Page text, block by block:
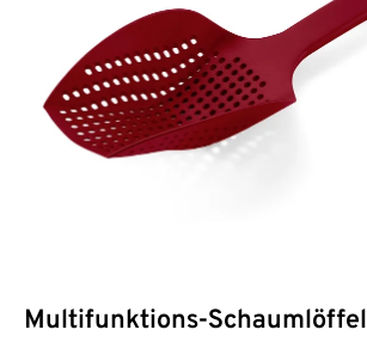
Multifunktions-Schaumlöffel